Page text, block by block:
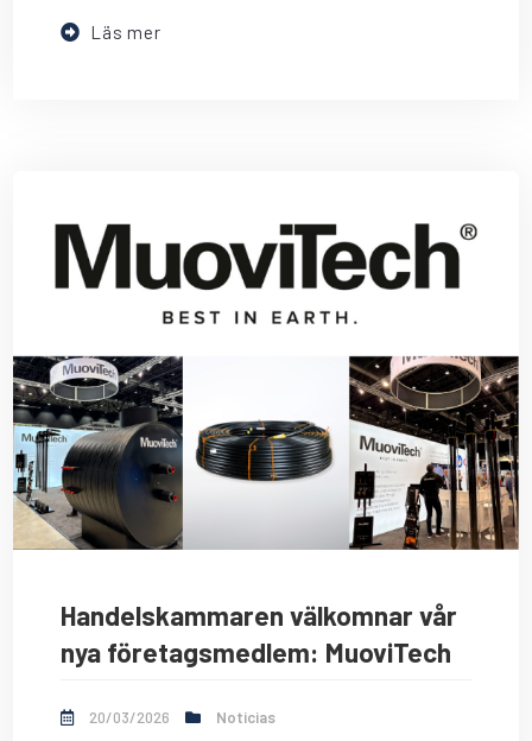
Läs mer
Handelskammaren välkomnar vår
nya företagsmedlem: MuoviTech
20/03/2026 Noticias